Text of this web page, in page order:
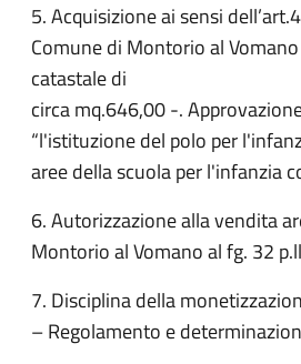
5. Acquisizione ai sensi
Comune di Montorio al
catastale di
circa mq.646,00 -.
“l'istituzione del polo per
aree della scuola per l'infanzia
6. Autorizzazione alla vendita
Montorio al Vomano al fg. 32
7. Disciplina della
– Regolamento e